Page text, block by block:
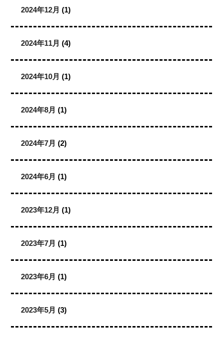
2024年12月 (1)
2024年11月 (4)
2024年10月 (1)
2024年8月 (1)
2024年7月 (2)
2024年6月 (1)
2023年12月 (1)
2023年7月 (1)
2023年6月 (1)
2023年5月 (3)